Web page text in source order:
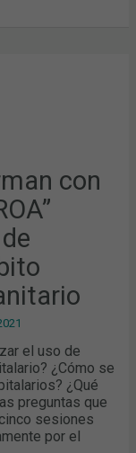
con
el uso de
¿Cómo se
¿Qué
preguntas que
sesiones
por el